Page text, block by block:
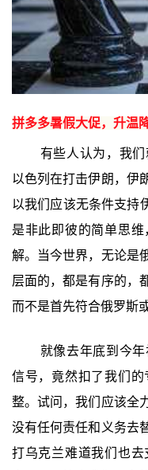
拼多多暑假大促，升温
有些人认为，我
以色列在打击伊朗，伊
以我们应该无条件支持
是非此即彼的简单思
解。当今世界，无论是
层面的，都是有序的，
而不是首先符合俄罗斯
就像去年底到今
信号，竟然扣了我们
整。试问，我们应该全
没有任何责任和义务去
打乌克兰难道我们也